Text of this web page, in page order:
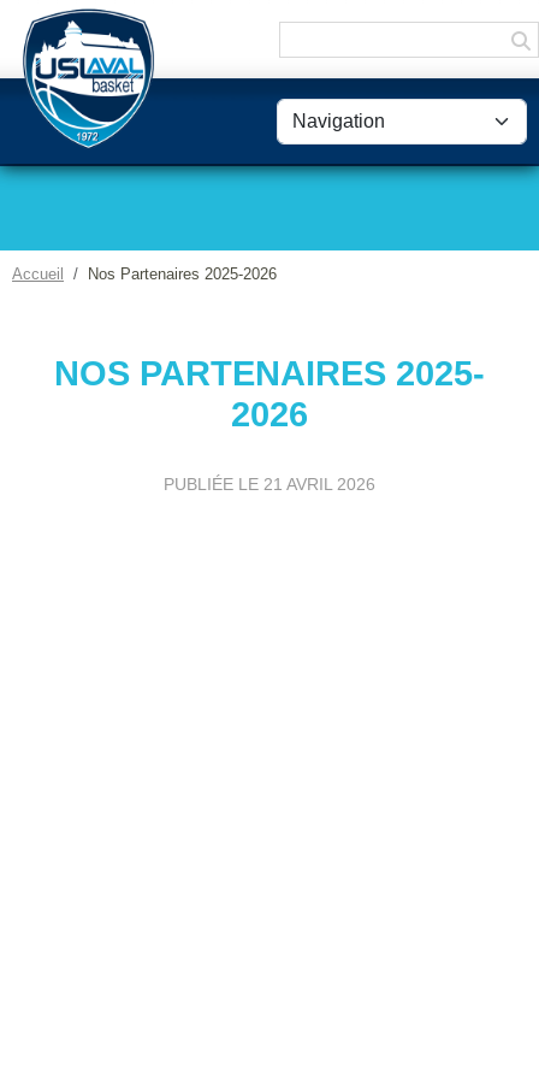
Accueil Nos Partenaires 2025-2026
NOS PARTENAIRES 2025-
2026
PUBLIÉE LE 21 AVRIL 2026
Panneau de gestion des cookies